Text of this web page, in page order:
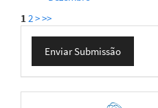
1 2>>>
Enviar
Submissão
Enviar Submissão